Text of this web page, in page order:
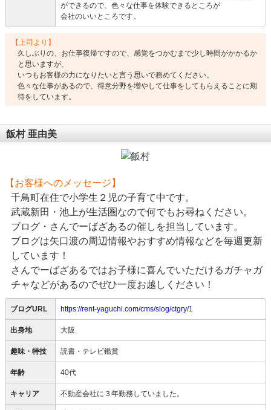
ができるので、色々な仕事を体験できるところが
会社のいいところです。
【上司より】
久しぶりの、お仕事復帰ですので、感覚をつかむまで少し時間がかかるか
と思いますが、
いつもお客様の力になりたいと言う思いで務めてください。
色々な仕事があるので、得意分野を増やして仕事をしてもらえることに期
待をしています。
飯村 亜由美
【お客様へのメッセージ】
千鳥町在住で小学生２児の子育て中です。
武蔵新田・池上が生活圏なので何でもお尋ねください。
ブログ・さんでーばざあるの催しを担当しています。
ブログは矢口渡の周辺情報やおすすめ情報などを毎週更新
しています！
さんでーばざあるではお子様に喜んでいただけるガチャガ
チャなどがあるのでぜひ一度お越しください！
ブログURL https://rent-yaguchi.com/cms/slog/ctgry/1
出身地 大阪
趣味・特技 読書・テレビ鑑賞
年齢 40代
キャリア 不動産会社に３年勤務していました。